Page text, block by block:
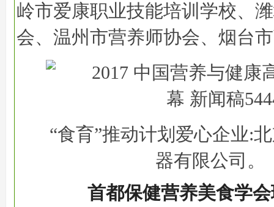
岭市爱康职业技能培训学校、
会、温州市营养师协会、烟台
“食育”推动计划爱心企业:
器有限公司。
首都保健营养美食学